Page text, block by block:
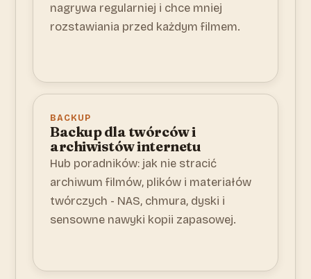
nagrywa regularniej i chce mniej
rozstawiania przed każdym filmem.
BACKUP
Backup dla twórców i
archiwistów internetu
Hub poradników: jak nie stracić
archiwum filmów, plików i materiałów
twórczych - NAS, chmura, dyski i
sensowne nawyki kopii zapasowej.